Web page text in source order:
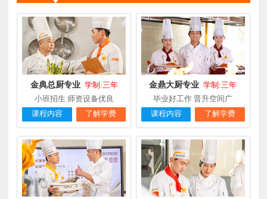
柯** 经典西点专业 福建厦门 1天前
赖**
时尚西餐西点
专业
福建三明 16小时前 在线报名
陈** 大厨精英专业 福建福州 3天前 在线报名
谢** 西点店长班 福建厦门 4天前 在线报名
曾** 厨师长研修 福建厦门 4天前 在线报名
金典总厨专业 学制:三年
小班招生 师资设备优良
课程内容
了解学费
金鼎大厨专业 学制:三年
毕业好工作 晋升空间广
课程内容
了解学费